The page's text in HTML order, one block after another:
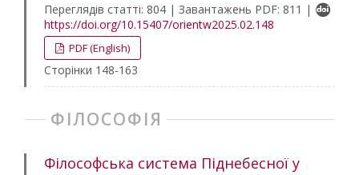
Переглядів статті: 804 | Завантажень PDF: 811 |
https://doi.org/10.15407/orientw2025.02.148
PDF (English)
Сторінки 148-163
ФІЛОСОФІЯ
Філософська система Піднебесної у